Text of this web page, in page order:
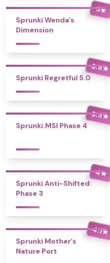
5★
Sprunki Wenda’s
Dimension
3.8★
Sprunki Regretful 5.0
3.3★
Sprunki.MSI Phase 4
4★
Sprunki Anti-Shifted:
Phase 3
4.1★
Sprunki Mother’s
Nature Port